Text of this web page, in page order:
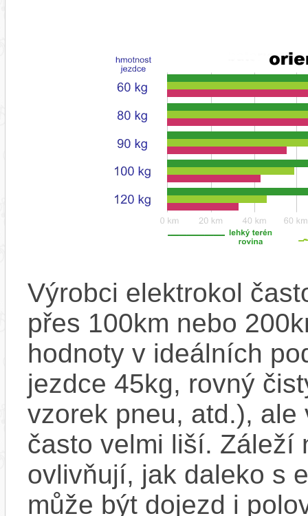
Výrobci elektrokol
přes 100km nebo
hodnoty v ideálních
jezdce 45kg, rovný
vzorek pneu, atd.),
často velmi liší. Záleží
ovlivňují, jak daleko s
může být dojezd i